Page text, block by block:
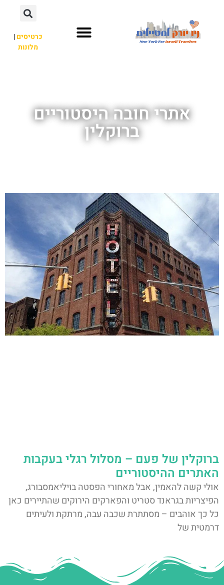
כרטיסים|
מלונות
אתרי חובה היסטוריים
ברוקלין
ברוקלין של פעם – מסלול רגלי בעקבות
האתרים ההיסטוריים
אולי קשה להאמין, אבל מאחורי הפסטה בויליאמסבורג,
הפיצריות בגראנד סטריט והפארקים הירוקים שהתיירים כאן
כל כך אוהבים – מסתתרת שכבה עבה, מרתקת ולעיתים
דרמטית של